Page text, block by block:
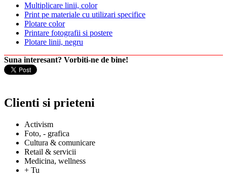
Multiplicare linii, color
Print pe materiale cu utilizari specifice
Plotare color
Printare fotografii si postere
Plotare linii, negru
Suna interesant? Vorbiti-ne de bine!
Clienti si prieteni
Activism
Foto, - grafica
Cultura & comunicare
Retail & servicii
Medicina, wellness
+ Tu